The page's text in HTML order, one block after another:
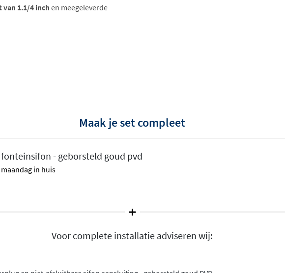
1.1/4 inchen meegeleverde
wegstopt, maar juist een
fontein. De strakke,
badkamerinrichtingen. Of je
geborsteld goud, er is altijd
duurzaam en bestand tegen
met zorg aangebracht en
Maak je set compleet
- geborsteld goud pvd
maandag in huis
Voor complete installatie adviseren wij: